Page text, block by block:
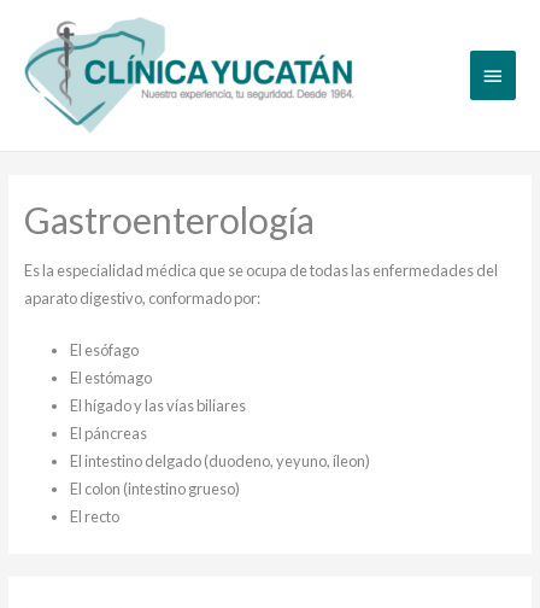
Gastroenterología
Es la especialidad médica que se ocupa de todas las enfermedades del
aparato digestivo, conformado por:
El esófago
El estómago
El hígado y las vías biliares
El páncreas
El intestino delgado (duodeno, yeyuno, íleon)
El colon (intestino grueso)
El recto